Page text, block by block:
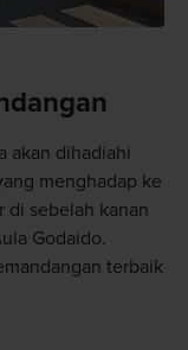
akan dihadiahi
menghadap ke
di sebelah kanan
Godaido.
terbaik